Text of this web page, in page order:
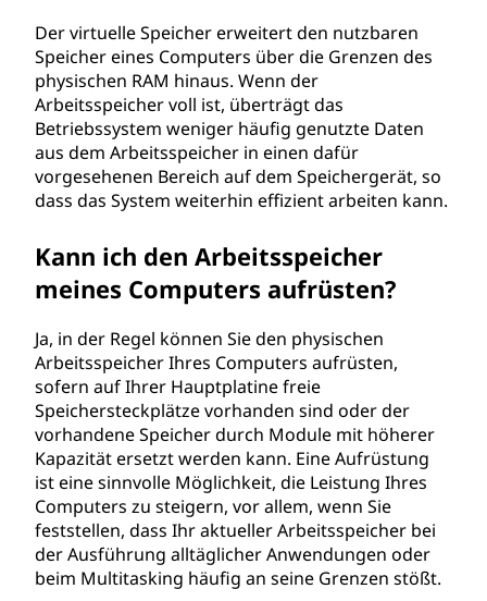
Der virtuelle Speicher erweitert den nutzbaren
Speicher eines Computers über die Grenzen des
physischen RAM hinaus. Wenn der
Arbeitsspeicher voll ist, überträgt das
Betriebssystem weniger häufig genutzte Daten
aus dem Arbeitsspeicher in einen dafür
vorgesehenen Bereich auf dem Speichergerät, so
dass das System weiterhin effizient arbeiten kann.
Kann ich den Arbeitsspeicher
meines Computers aufrüsten?
Ja, in der Regel können Sie den physischen
Arbeitsspeicher Ihres Computers aufrüsten,
sofern auf Ihrer Hauptplatine freie
Speichersteckplätze vorhanden sind oder der
vorhandene Speicher durch Module mit höherer
Kapazität ersetzt werden kann. Eine Aufrüstung
ist eine sinnvolle Möglichkeit, die Leistung Ihres
Computers zu steigern, vor allem, wenn Sie
feststellen, dass Ihr aktueller Arbeitsspeicher bei
der Ausführung alltäglicher Anwendungen oder
beim Multitasking häufig an seine Grenzen stößt.